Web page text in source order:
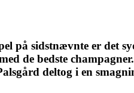
på sidstnævnte er det
de bedste
deltog i en